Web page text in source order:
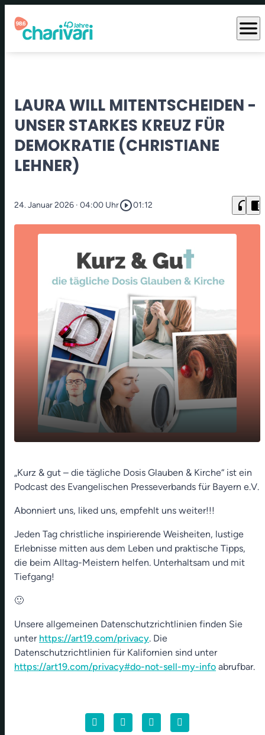
menu
LAURA WILL MITENTSCHEIDEN -
UNSER STARKES KREUZ FÜR
DEMOKRATIE (CHRISTIANE
LEHNER)
24. Januar 2026 · 04:00 Uhrplay_circle_outline01:12 headphones chrome_reader_mode
play_arrow Kreuz für Demokratie (Christiane Lehner)
00:00 01:12
„Kurz & gut – die tägliche Dosis Glauben & Kirche“ ist ein
Podcast des Evangelischen Presseverbands für Bayern e.V.
Abonniert uns, liked uns, empfehlt uns weiter!!!
Jeden Tag christliche inspirierende Weisheiten, lustige
Erlebnisse mitten aus dem Leben und praktische Tipps,
die beim Alltag-Meistern helfen. Unterhaltsam und mit
Tiefgang!
🙂
Unsere allgemeinen Datenschutzrichtlinien finden Sie
unter https://art19.com/privacy. Die
Datenschutzrichtlinien für Kalifornien sind unter
https://art19.com/privacy#do-not-sell-my-info abrufbar.